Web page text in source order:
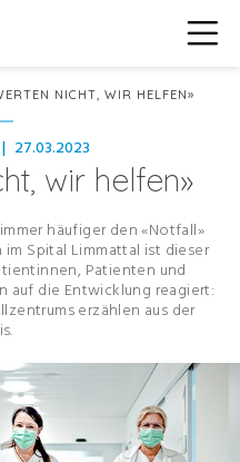
NICHT, WIR HELFEN»
| 27.03.2023
wir helfen»
häufiger den «Notfall»
Spital Limmattal ist dieser
Patienten und
auf die Entwicklung reagiert:
erzählen aus der